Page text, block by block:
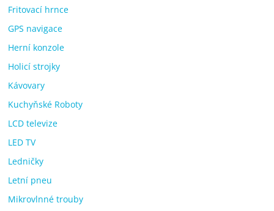
Fritovací hrnce
GPS navigace
Herní konzole
Holicí strojky
Kávovary
Kuchyňské Roboty
LCD televize
LED TV
Ledničky
Letní pneu
Mikrovlnné trouby